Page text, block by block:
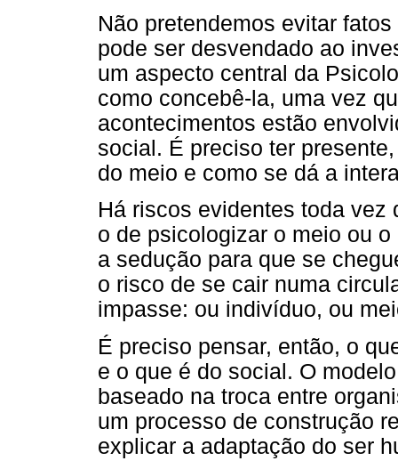
Não pretendemos evitar
pode ser desvendado ao
um aspecto central da
como concebê-la, uma vez
acontecimentos estão
social. É preciso ter
do meio e como se dá a
Há riscos evidentes toda vez
o de psicologizar o meio ou
a sedução para que se
o risco de se cair numa
impasse: ou indivíduo, ou
É preciso pensar, então, o
e o que é do social. O
baseado na troca entre
um processo de construção
explicar a adaptação do ser